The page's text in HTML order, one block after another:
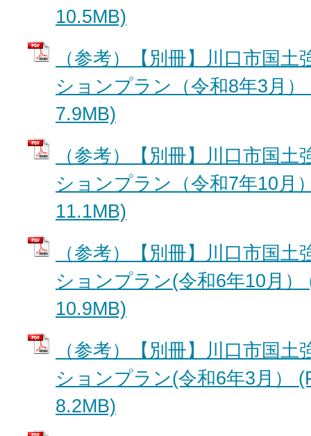
10.5MB)
（参考）【別冊】川口市国
ションプラン（令和8年3月
7.9MB)
（参考）【別冊】川口市国
ションプラン（令和7年10月
11.1MB)
（参考）【別冊】川口市国
ションプラン(令和6年10月
10.9MB)
（参考）【別冊】川口市国
ションプラン(令和6年3月）
8.2MB)